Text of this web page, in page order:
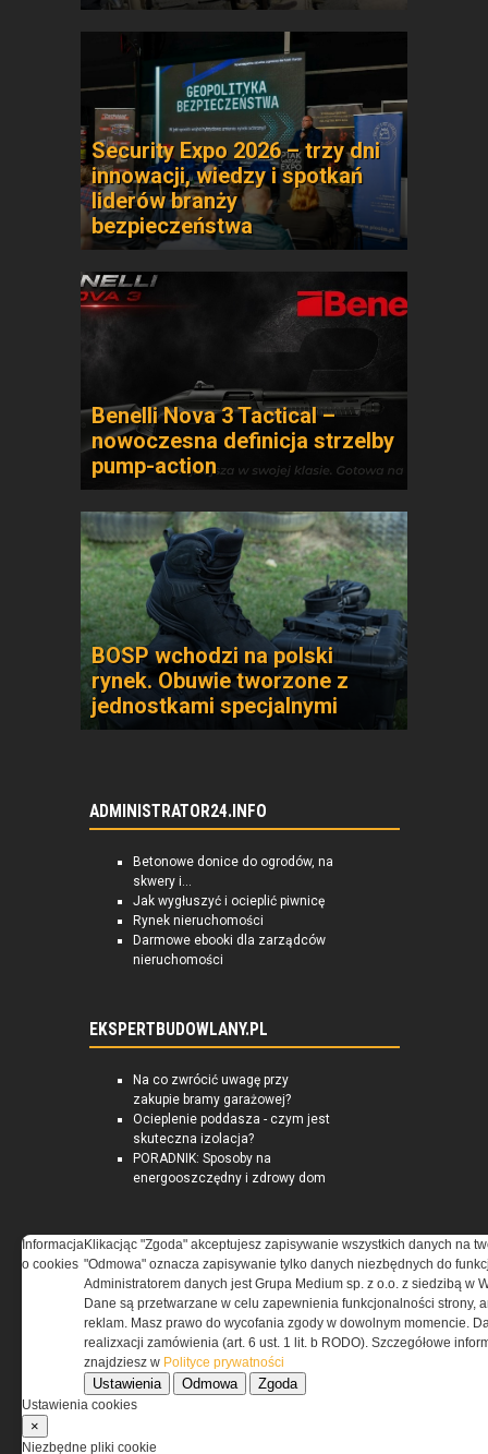
Security Expo 2026 – trzy dni
innowacji, wiedzy i spotkań
liderów branży
bezpieczeństwa
Benelli Nova 3 Tactical –
nowoczesna definicja strzelby
pump-action
BOSP wchodzi na polski
rynek. Obuwie tworzone z
jednostkami specjalnymi
ADMINISTRATOR24.INFO
Betonowe donice do ogrodów, na
skwery i...
Jak wygłuszyć i ocieplić piwnicę
Rynek nieruchomości
Darmowe ebooki dla zarządców
nieruchomości
EKSPERTBUDOWLANY.PL
Na co zwrócić uwagę przy
zakupie bramy garażowej?
Ocieplenie poddasza - czym jest
skuteczna izolacja?
PORADNIK: Sposoby na
energooszczędny i zdrowy dom
IZOLACJE.COM.PL
Kompozyt wapienno-konopny
jako materiał termoizolacyjny
ścian zewnętrznych
Materiały termoizolacyjne
przeznaczone do wysokich
temperatur -...
Informacja
o cookies
Klikacjąc "Zgoda" akceptujesz zapisywanie wszystkich danych na
"Odmowa" oznacza zapisywanie tylko danych niezbędnych do
Administratorem danych jest Grupa Medium sp. z o.o. z siedzibą w
Dane są przetwarzane w celu zapewnienia funkcjonalności strony,
reklam. Masz prawo do wycofania zgody w dowolnym momencie.
realizxacji zamówienia (art. 6 ust. 1 lit. b RODO). Szczegółowe
znajdziesz w Polityce prywatności
Ustawienia Odmowa Zgoda
Ustawienia cookies
×
Niezbędne pliki cookie